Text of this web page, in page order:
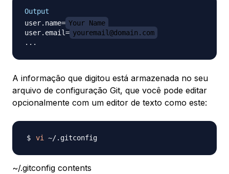
Output
user.name= Your Name
user.email= youremail@domain.com
A informação que digitou está armazenada no seu
arquivo de configuração Git, que você pode editar
opcionalmente com um editor de texto como este:
vi
~/.gitconfig contents